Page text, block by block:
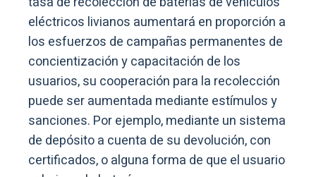
eléctricos livianos aumentará en proporción a
los esfuerzos de campañas permanentes de
concientización y capacitación de los
usuarios, su cooperación para la recolección
puede ser aumentada mediante estímulos y
sanciones. Por ejemplo, mediante un sistema
de depósito a cuenta de su devolución, con
certificados, o alguna forma de que el usuario